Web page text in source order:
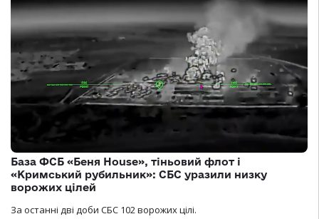
База ФСБ «Беня House», тіньовий флот і
«Кримський рубильник»: СБС уразили низку
ворожих цілей
За останні дві доби СБС 102 ворожих цілі.